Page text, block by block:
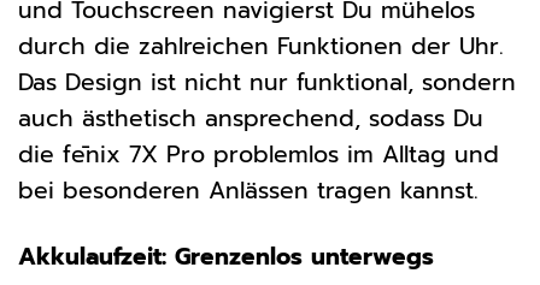
und Touchscreen navigierst Du mühelos
durch die zahlreichen Funktionen der Uhr.
Das Design ist nicht nur funktional, sondern
auch ästhetisch ansprechend, sodass Du
die fēnix 7X Pro problemlos im Alltag und
bei besonderen Anlässen tragen kannst.
Akkulaufzeit: Grenzenlos unterwegs